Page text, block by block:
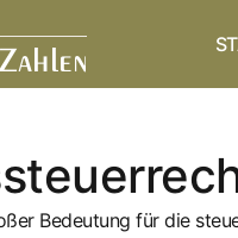
Bedeutung für die